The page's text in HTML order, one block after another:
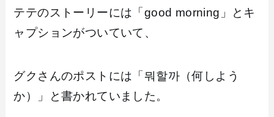
テテのストーリーには「good morning」とキ
ャプションがついていて、
グクさんのポストには「뭐할까（何しよう
か）」と書かれていました。